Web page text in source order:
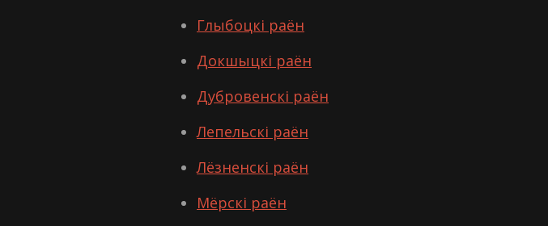
Глыбоцкі раён
Докшыцкі раён
Дубровенскі раён
Лепельскі раён
Лёзненскі раён
Мёрскі раён